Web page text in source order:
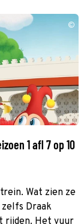
©
1 afl 7 op 10
Wat zien ze
Draak
rijden. Het vuur